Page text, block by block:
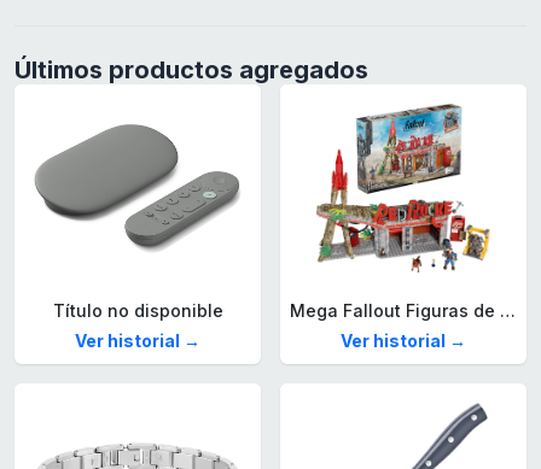
Últimos productos agregados
Título no disponible
Ver historial →
Mega Fallout Figuras de acción y Juguetes de construcción, Parada de Camiones Red Rocket con 824 Piezas, 2 Personajes articulados y Accesorios, para coleccionistas, HXT00
Ver historial →